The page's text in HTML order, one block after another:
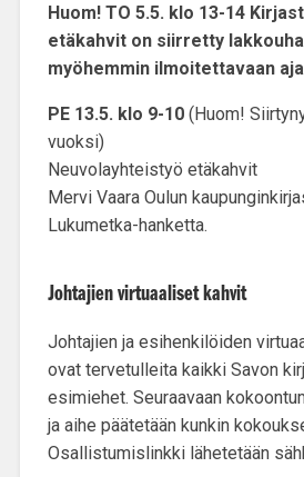
Huom! TO 5.5. klo 13-14
etäkahvit on siirretty
myöhemmin ilmoitettavaan
PE 13.5. klo 9-10 (Huom!
vuoksi)
Neuvolayhteistyö etäkahvit
Mervi Vaara Oulun
Lukumetka-hanketta.
Johtajien virtuaaliset kahvit
Johtajien ja esihenkilöiden
ovat tervetulleita kaikki Savon
esimiehet. Seuraavaan
ja aihe päätetään kunkin
Osallistumislinkki lähetetään